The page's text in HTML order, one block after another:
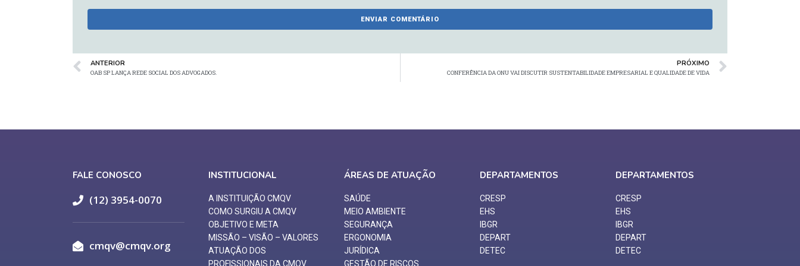
ANTERIOR
OAB SP LANÇA REDE SOCIAL DOS ADVOGADOS.
PRÓXIMO
CONFERÊNCIA DA ONU VAI DISCUTIR SUSTENTABILIDADE EMPRESARIAL E QUALIDADE DE VIDA
FALE CONOSCO
(12) 3954-0070
cmqv@cmqv.org
INSTITUCIONAL
A INSTITUIÇÃO CMQV
COMO SURGIU A CMQV
OBJETIVO E META
MISSÃO – VISÃO – VALORES
ATUAÇÃO DOS
PROFISSIONAIS DA CMQV
ÁREAS DE ATUAÇÃO
SAÚDE
MEIO AMBIENTE
SEGURANÇA
ERGONOMIA
JURÍDICA
GESTÃO DE RISCOS
DEPARTAMENTOS
CRESP
EHS
IBGR
DEPART
DETEC
DEPARTAMENTOS
CRESP
EHS
IBGR
DEPART
DETEC